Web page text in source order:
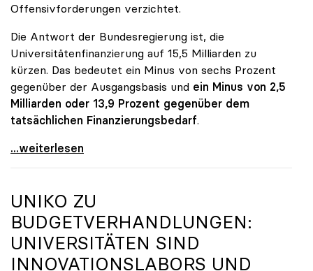
Offensivforderungen verzichtet.
Die Antwort der Bundesregierung ist, die
Universitätenfinanzierung auf 15,5 Milliarden zu
kürzen. Das bedeutet ein Minus von sechs Prozent
gegenüber der Ausgangsbasis und ein Minus von 2,5
Milliarden oder 13,9 Prozent gegenüber dem
tatsächlichen Finanzierungsbedarf.
\"Österreich ist für die heimischen Universitäten
...weiterlesen
UNIKO ZU
BUDGETVERHANDLUNGEN:
UNIVERSITÄTEN SIND
INNOVATIONSLABORS UND